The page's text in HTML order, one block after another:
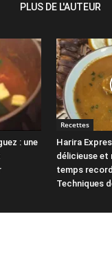
PLUS DE L'AUTEUR
: une
Recettes
Harira
délicieuse et
temps
Techniques